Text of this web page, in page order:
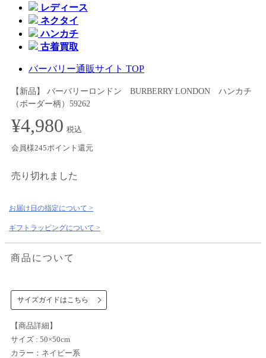
レディース
ネクタイ
ハンカチ
古着買取
バーバリー通販サイト TOP
【新品】 バーバリーロンドン BURBERRY LONDON ハンカチ
（ボーダー柄）59262
¥4,980 税込
会員様245ポイント還元
売り切れました
お届け日の指定について >
ギフトラッピングについて >
商品について
サイズガイドはこちら
【商品詳細】
サイズ : 50×50cm
カラー：ネイビー系